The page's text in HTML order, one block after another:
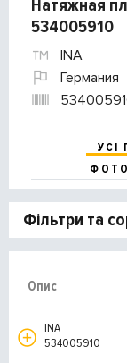
Натяжная
534005910
INA
Германия
УСІ
ФОТО
Фільтри та
Опис
INA
534005910